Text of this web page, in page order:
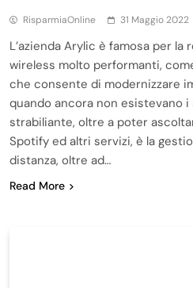
RisparmiaOnline 31 Maggio 2022
L’azienda Arylic è famosa per la
wireless molto performanti,
che consente di modernizzare
quando ancora non esistevano
strabiliante, oltre a poter
Spotify ed altri servizi, è la
distanza, oltre ad…
Read More